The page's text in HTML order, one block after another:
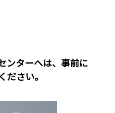
ンターへは、事前に
ださい。